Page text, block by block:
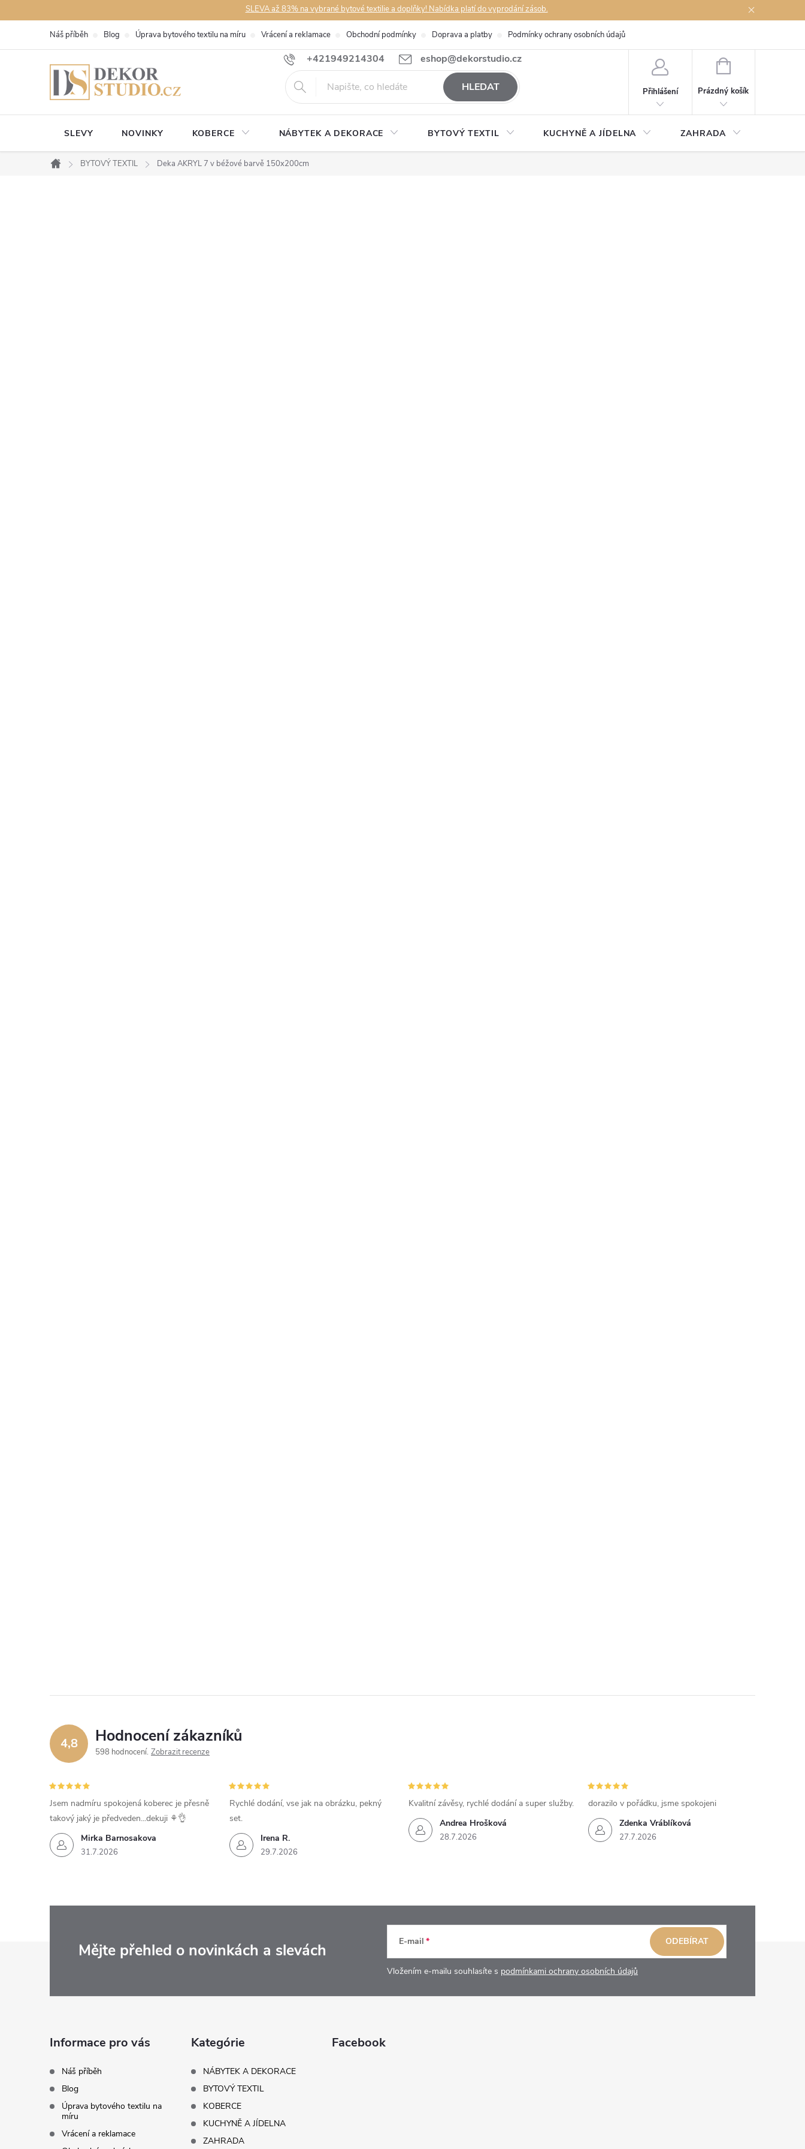
na
SLEVA až 83% na vybrané bytové textilie a doplňky! Nabídka platí do vyprodání zásob.
+421949214304 eshop@dekorstudio.cz
Náš příběh Blog Úprava bytového textilu na míru Vrácení a reklamace Obchodní podmínky Doprava a platby Podmínky ochrany osobních údajů
HLEDAT Přihlášení
NÁKUPNÍ
Prázdný košík
SLEVY NOVINKY KOBERCE NÁBYTEK A DEKORACE BYTOVÝ TEXTIL KUCHYNĚ A JÍDELNA ZAHRADA
Domů
BYTOVÝ TEXTIL Deka AKRYL 7 v béžové barvě 150x200cm
4,8 Hodnocení zákazníků
598 hodnocení Zobrazit recenze
Mirka Barnosakova
31.7.2026
Jsem nadmíru spokojená koberec je přesně
takový jaký je předveden...dekuji ⚘️👌
Irena R.
29.7.2026
Rychlé dodání, vse jak na obrázku, pekný
set.
Andrea Hrošková
28.7.2026
Kvalitní závěsy, rychlé dodání a super služby.
Zdenka Vráblíková
27.7.2026
dorazilo v pořádku, jsme spokojeni
Mějte přehled o novinkách a slevách E-mail
Vložením e-mailu souhlasíte s podmínkami ochrany osobních údajů
ODEBÍRAT
Informace pro vás
Náš příběh
Blog
Úprava bytového textilu na
míru
Vrácení a reklamace
Kategórie
NÁBYTEK A DEKORACE
BYTOVÝ TEXTIL
KOBERCE
KUCHYNĚ A JÍDELNA
ZAHRADA
Facebook